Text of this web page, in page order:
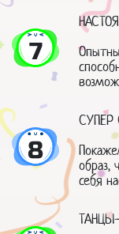
7
8
СУПЕР
образ,
себя